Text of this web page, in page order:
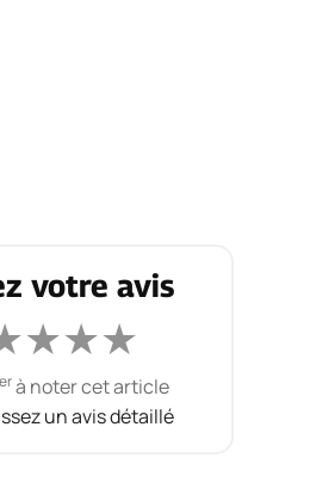
votre avis
★★★
erà noter cet article
un avis détaillé